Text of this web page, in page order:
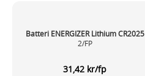
Batteri ENERGIZER Lithium CR2025
2/FP
31,42 kr/fp